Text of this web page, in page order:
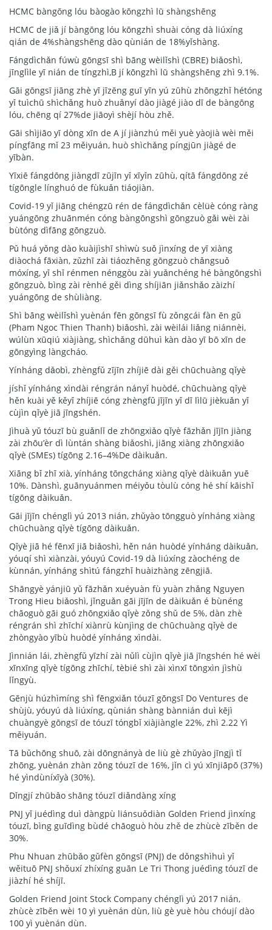
HCMC bàngōng lóu bàogào kōngzhì lǜ shàngshēng
HCMC de jiǎ jí bàngōng lóu kōngzhì shuài cóng dà liúxíng
qián de 4%shàngshēng dào qùnián de 18%yǐshàng.
Fángdìchǎn fúwù gōngsī shì bāng wèilǐshì (CBRE) biǎoshì,
jīnglìle yī nián de tíngzhì,B jí kōngzhì lǜ shàngshēng zhì 9.1%.
Gāi gōngsī jiāng zhè yī jīzēng guī yīn yú zūhù zhōngzhǐ hétóng
yǐ tuìchū shìchǎng huò zhuǎnyí dào jiàgé jiào dī de bàngōng
lóu, chēng qí 27%de jiāoyì shèjí hòu zhě.
Gāi shìjiāo yī dòng xīn de A jí jiànzhú měi yuè yàojià wèi měi
píngfāng mǐ 23 měiyuán, huò shìchǎng píngjūn jiàgé de
yībàn.
Yīxiē fángdōng jiàngdī zūjīn yǐ xīyǐn zūhù, qítā fángdōng zé
tígōngle línghuó de fùkuǎn tiáojiàn.
Covid-19 yǐ jiāng chéngzū rén de fángdìchǎn cèlüè cóng ràng
yuángōng zhuānmén cóng bàngōngshì gōngzuò gǎi wèi zài
bùtóng dìfāng gōngzuò.
Pǔ huá yǒng dào kuàijìshī shìwù suǒ jìnxíng de yī xiàng
diàochá fāxiàn, zǔzhī zài tiáozhěng gōngzuò chǎngsuǒ
móxíng, yǐ shǐ rénmen nénggòu zài yuǎnchéng hé bàngōngshì
gōngzuò, bìng zài rènhé gěi dìng shíjiān jiǎnshǎo zàizhí
yuángōng de shùliàng.
Shì bāng wèilǐshì yuènán fēn gōngsī fù zǒngcái fàn ēn gǔ
(Pham Ngoc Thien Thanh) biǎoshì, zài wèilái liǎng niánnèi,
wúlùn xūqiú xiàjiàng, shìchǎng dūhuì kàn dào yī bō xīn de
gōngyìng làngcháo.
Yínháng dǎobì, zhèngfǔ zījīn zhíjiē dài gěi chūchuàng qǐyè
jíshǐ yínháng xìndài réngrán nányǐ huòdé, chūchuàng qǐyè
hěn kuài yě kěyǐ zhíjiē cóng zhèngfǔ jījīn yǐ dī lìlǜ jièkuǎn yǐ
cùjìn qǐyè jiā jīngshén.
Jìhuà yǔ tóuzī bù guǎnlǐ de zhōngxiǎo qǐyè fāzhǎn jījīn jiàng
zài zhōu’èr dì lùntán shàng biǎoshì, jiāng xiàng zhōngxiǎo
qǐyè (SMEs) tígōng 2.16–4%De dàikuǎn.
Xiāng bǐ zhī xià, yínháng tōngcháng xiàng qǐyè dàikuǎn yuē
10%. Dànshì, guānyuánmen méiyǒu tòulù cóng hé shí kāishǐ
tígōng dàikuǎn.
Gāi jījīn chénglì yú 2013 nián, zhǔyào tōngguò yínháng xiàng
chūchuàng qǐyè tígōng dàikuǎn.
Qǐyè jiā hé fēnxī jiā biǎoshì, hěn nán huòdé yínháng dàikuǎn,
yóuqí shì xiànzài, yóuyú Covid-19 dà liúxíng zàochéng de
kùnnán, yínháng shìtú fángzhǐ huàizhàng zēngjiā.
Shāngyè yánjiū yǔ fāzhǎn xuéyuàn fù yuàn zhǎng Nguyen
Trong Hieu biǎoshì, jǐnguǎn gāi jījīn de dàikuǎn é bùnéng
chāoguò gāi guó zhōngxiǎo qǐyè zǒng shǔ de 5%, dàn zhè
réngrán shì zhīchí xiànrù kùnjìng de chūchuàng qǐyè de
zhòngyào yībù huòdé yínháng xìndài.
Jìnnián lái, zhèngfǔ yīzhí zài nǔlì cùjìn qǐyè jiā jīngshén hé wèi
xīnxīng qǐyè tígōng zhīchí, tèbié shì zài xìnxī tōngxìn jìshù
lǐngyù.
Gēnjù húzhìmíng shì fēngxiǎn tóuzī gōngsī Do Ventures de
shùjù, yóuyú dà liúxíng, qùnián shàng bànnián duì kējì
chuàngyè gōngsī de tóuzī tóngbǐ xiàjiàngle 22%, zhì 2.22 Yì
měiyuán.
Tā bǔchōng shuō, zài dōngnányà de liù gè zhǔyào jīngjì tǐ
zhōng, yuènán zhàn zǒng tóuzī de 16%, jǐn cì yú xīnjiāpō (37%)
hé yìndùníxīyà (30%).
Dǐngjí zhūbǎo shāng tóuzī diǎndàng xíng
PNJ yǐ juédìng duì dàngpù liánsuǒdiàn Golden Friend jìnxíng
tóuzī, bìng guīdìng bùdé chāoguò hòu zhě de zhùcè zīběn de
30%.
Phu Nhuan zhūbǎo gǔfèn gōngsī (PNJ) de dǒngshìhuì yǐ
wěituō PNJ shǒuxí zhíxíng guān Le Tri Thong juédìng tóuzī de
jiàzhí hé shíjī.
Golden Friend Joint Stock Company chénglì yú 2017 nián,
zhùcè zīběn wèi 10 yì yuènán dùn, liù gè yuè hòu chóují dào
100 yì yuènán dùn.